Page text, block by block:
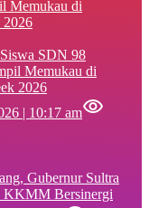
SDN 98
Memukau di
2026
| 10:17 am
Gubernur Sultra
KKMM Bersinergi